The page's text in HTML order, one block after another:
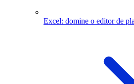
Excel: domine o editor de